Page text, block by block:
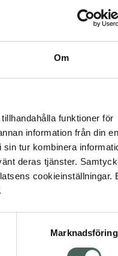
Om
funktioner för
information från din
tur kombinera
deras tjänster.
cookieinställningar.
Marknadsföring
Varan kan finnas i
Se lagerstatus på
i lager online